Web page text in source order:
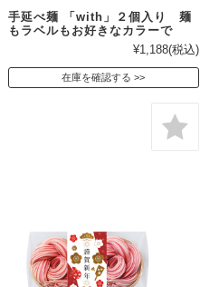
手延べ麺 「with」２個入り 麺
もラベルもお好きなカラーで
¥1,188(税込)
在庫を確認する